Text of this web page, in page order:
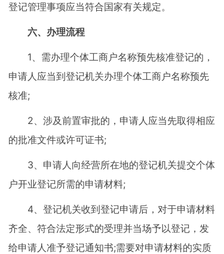
登记管理事项应当符合国家有关规定。
六、办理流程
1、需办理个体工商户名称预先核准登记的，
申请人应当到登记机关办理个体工商户名称预先
核准;
2、涉及前置审批的，申请人应当先取得相应
的批准文件或许可证书;
3、申请人向经营所在地的登记机关提交个体
户开业登记所需的申请材料;
4、登记机关收到登记申请后，对于申请材料
齐全、符合法定形式的受理并当场予以登记，发
给申请人准予登记通知书;需要对申请材料的实质